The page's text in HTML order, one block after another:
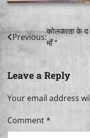
Post
navigation
Previous:
कोलकाता के द
माँ “
Leave a Reply
Your email address
Comment*